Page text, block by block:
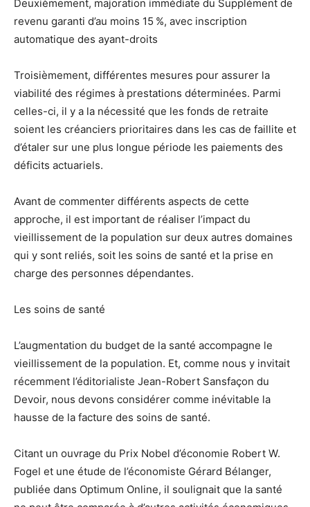
Deuxièmement, majoration immédiate du Supplément de
revenu garanti d’au moins 15 %, avec inscription
automatique des ayant-droits
Troisièmement, différentes mesures pour assurer la
viabilité des régimes à prestations déterminées. Parmi
celles-ci, il y a la nécessité que les fonds de retraite
soient les créanciers prioritaires dans les cas de faillite et
d’étaler sur une plus longue période les paiements des
déficits actuariels.
Avant de commenter différents aspects de cette
approche, il est important de réaliser l’impact du
vieillissement de la population sur deux autres domaines
qui y sont reliés, soit les soins de santé et la prise en
charge des personnes dépendantes.
Les soins de santé
L’augmentation du budget de la santé accompagne le
vieillissement de la population. Et, comme nous y invitait
récemment l’éditorialiste Jean-Robert Sansfaçon du
Devoir, nous devons considérer comme inévitable la
hausse de la facture des soins de santé.
Citant un ouvrage du Prix Nobel d’économie Robert W.
Fogel et une étude de l’économiste Gérard Bélanger,
publiée dans Optimum Online, il soulignait que la santé